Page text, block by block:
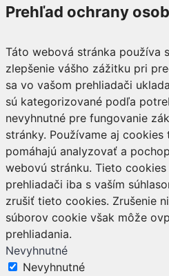
Prehľad ochrany
Táto webová stránka používa
zlepšenie vášho zážitku pri
sa vo vašom prehliadači
sú kategorizované podľa
nevyhnutné pre fungovanie
stránky. Používame aj
pomáhajú analyzovať a
webovú stránku. Tieto
prehliadači iba s vaším
zrušiť tieto cookies. Zrušenie
súborov cookie však môže
prehliadania.
Nevyhnutné
Nevyhnutné